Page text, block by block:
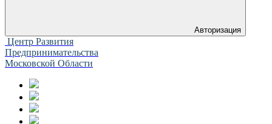
Авторизация
Центр Развития
Предпринимательства
Московской Области